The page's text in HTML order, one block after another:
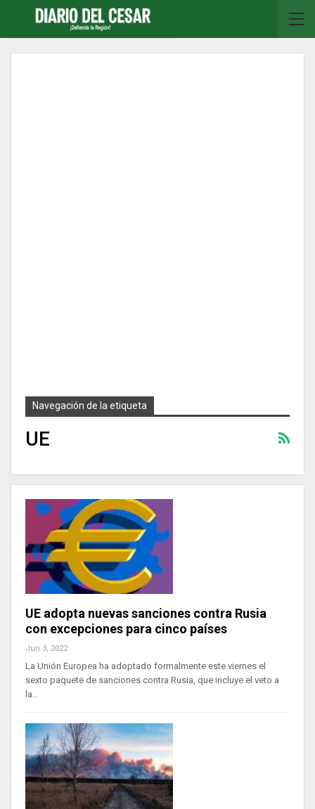
Navegación de la etiqueta
UE
UE adopta nuevas sanciones contra Rusia
con excepciones para cinco países
Jun 3, 2022
La Unión Europea ha adoptado formalmente este viernes el
sexto paquete de sanciones contra Rusia, que incluye el veto a
la…